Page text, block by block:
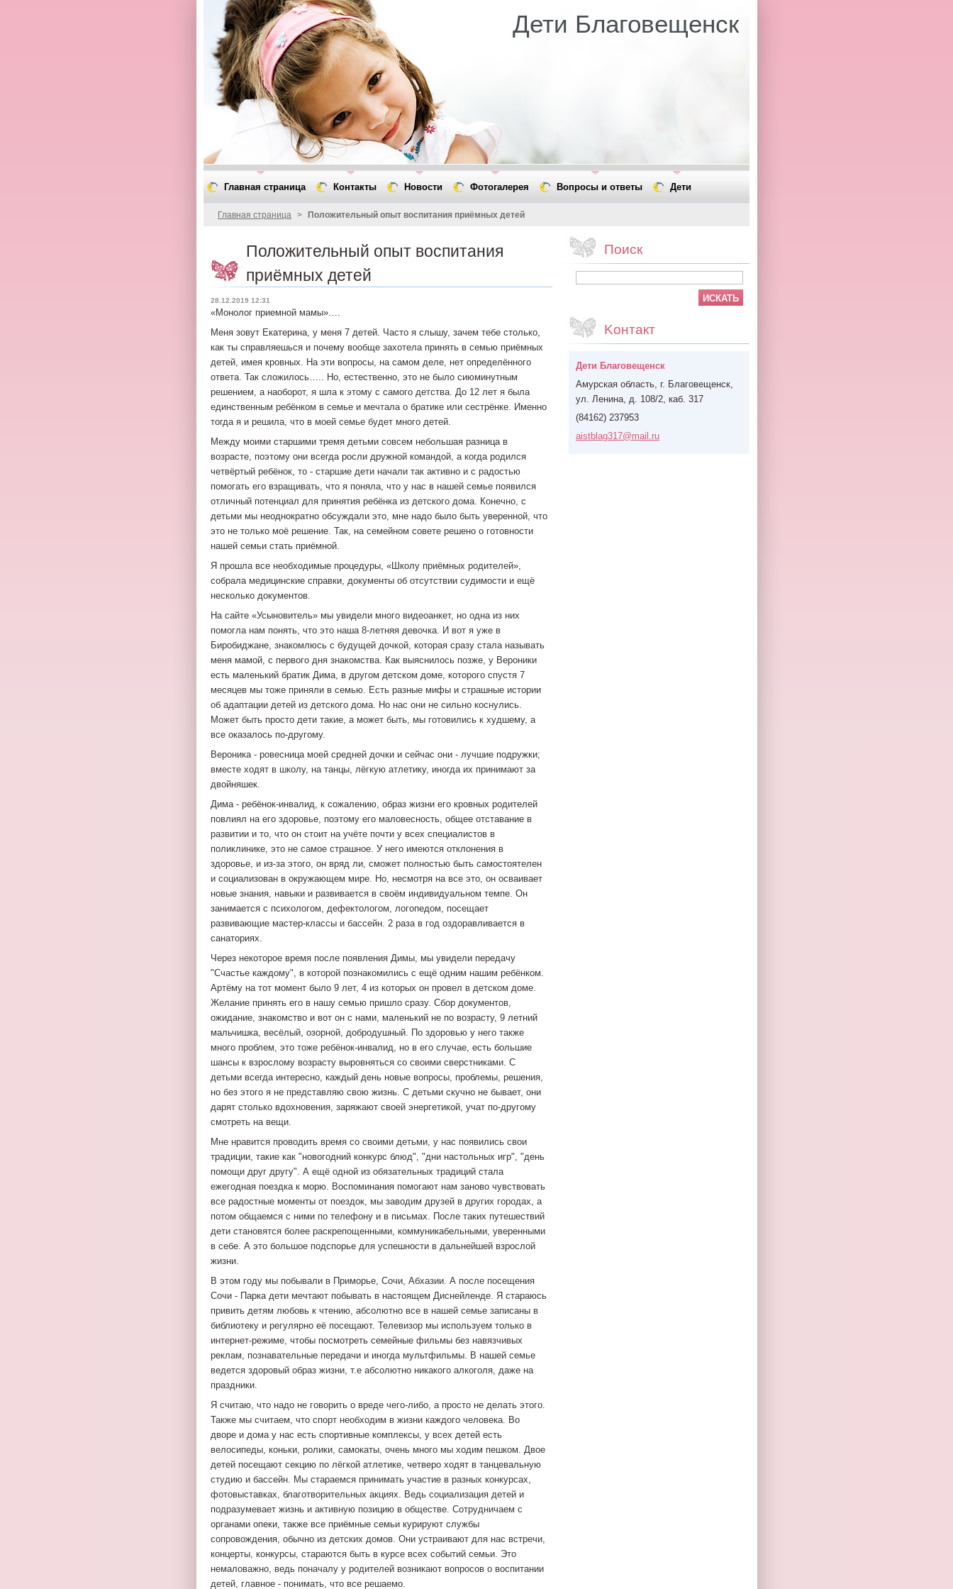
Дети Благовещенск
Главная страница > Положительный опыт воспитания приёмных детей
Положительный опыт воспитания
приёмных детей
28.12.2019 12:31
«Монолог приемной мамы»….
Меня зовут Екатерина, у меня 7 детей. Часто я слышу, зачем тебе столько,
как ты справляешься и почему вообще захотела принять в семью приёмных
детей, имея кровных. На эти вопросы, на самом деле, нет определённого
ответа. Так сложилось….. Но, естественно, это не было сиюминутным
решением, а наоборот, я шла к этому с самого детства. До 12 лет я была
единственным ребёнком в семье и мечтала о братике или сестрёнке. Именно
тогда я и решила, что в моей семье будет много детей.
Между моими старшими тремя детьми совсем небольшая разница в
возрасте, поэтому они всегда росли дружной командой, а когда родился
четвёртый ребёнок, то - старшие дети начали так активно и с радостью
помогать его взращивать, что я поняла, что у нас в нашей семье появился
отличный потенциал для принятия ребёнка из детского дома. Конечно, с
детьми мы неоднократно обсуждали это, мне надо было быть уверенной, что
это не только моё решение. Так, на семейном совете решено о готовности
нашей семьи стать приёмной.
Я прошла все необходимые процедуры, «Школу приёмных родителей»,
собрала медицинские справки, документы об отсутствии судимости и ещё
несколько документов.
На сайте «Усыновитель» мы увидели много видеоанкет, но одна из них
помогла нам понять, что это наша 8-летняя девочка. И вот я уже в
Биробиджане, знакомлюсь с будущей дочкой, которая сразу стала называть
меня мамой, с первого дня знакомства. Как выяснилось позже, у Вероники
есть маленький братик Дима, в другом детском доме, которого спустя 7
месяцев мы тоже приняли в семью. Есть разные мифы и страшные истории
об адаптации детей из детского дома. Но нас они не сильно коснулись.
Может быть просто дети такие, а может быть, мы готовились к худшему, а
все оказалось по-другому.
Вероника - ровесница моей средней дочки и сейчас они - лучшие подружки;
вместе ходят в школу, на танцы, лёгкую атлетику, иногда их принимают за
двойняшек.
Дима - ребёнок-инвалид, к сожалению, образ жизни его кровных родителей
повлиял на его здоровье, поэтому его маловесность, общее отставание в
развитии и то, что он стоит на учёте почти у всех специалистов в
поликлинике, это не самое страшное. У него имеются отклонения в
здоровье, и из-за этого, он вряд ли, сможет полностью быть самостоятелен
и социализован в окружающем мире. Но, несмотря на все это, он осваивает
новые знания, навыки и развивается в своём индивидуальном темпе. Он
занимается с психологом, дефектологом, логопедом, посещает
развивающие мастер-классы и бассейн. 2 раза в год оздоравливается в
санаториях.
Через некоторое время после появления Димы, мы увидели передачу
"Счастье каждому", в которой познакомились с ещё одним нашим ребёнком.
Артёму на тот момент было 9 лет, 4 из которых он провел в детском доме.
Желание принять его в нашу семью пришло сразу. Сбор документов,
ожидание, знакомство и вот он с нами, маленький не по возрасту, 9 летний
мальчишка, весёлый, озорной, добродушный. По здоровью у него также
много проблем, это тоже ребёнок-инвалид, но в его случае, есть большие
шансы к взрослому возрасту выровняться со своими сверстниками. С
детьми всегда интересно, каждый день новые вопросы, проблемы, решения,
но без этого я не представляю свою жизнь. С детьми скучно не бывает, они
дарят столько вдохновения, заряжают своей энергетикой, учат по-другому
смотреть на вещи.
Мне нравится проводить время со своими детьми, у нас появились свои
традиции, такие как "новогодний конкурс блюд", "дни настольных игр", "день
помощи друг другу". А ещё одной из обязательных традиций стала
ежегодная поездка к морю. Воспоминания помогают нам заново чувствовать
все радостные моменты от поездок, мы заводим друзей в других городах, а
потом общаемся с ними по телефону и в письмах. После таких путешествий
дети становятся более раскрепощенными, коммуникабельными, уверенными
в себе. А это большое подспорье для успешности в дальнейшей взрослой
жизни.
В этом году мы побывали в Приморье, Сочи, Абхазии. А после посещения
Сочи - Парка дети мечтают побывать в настоящем Диснейленде. Я стараюсь
привить детям любовь к чтению, абсолютно все в нашей семье записаны в
библиотеку и регулярно её посещают. Телевизор мы используем только в
интернет-режиме, чтобы посмотреть семейные фильмы без навязчивых
реклам, познавательные передачи и иногда мультфильмы. В нашей семье
ведется здоровый образ жизни, т.е абсолютно никакого алкоголя, даже на
праздники.
Я считаю, что надо не говорить о вреде чего-либо, а просто не делать этого.
Также мы считаем, что спорт необходим в жизни каждого человека. Во
дворе и дома у нас есть спортивные комплексы, у всех детей есть
велосипеды, коньки, ролики, самокаты, очень много мы ходим пешком. Двое
детей посещают секцию по лёгкой атлетике, четверо ходят в танцевальную
студию и бассейн. Мы стараемся принимать участие в разных конкурсах,
фотовыставках, благотворительных акциях. Ведь социализация детей и
подразумевает жизнь и активную позицию в обществе. Сотрудничаем с
органами опеки, также все приёмные семьи курируют службы
сопровождения, обычно из детских домов. Они устраивают для нас встречи,
концерты, конкурсы, стараются быть в курсе всех событий семьи. Это
немаловажно, ведь поначалу у родителей возникают вопросов о воспитании
детей, главное - понимать, что все решаемо.
Поиск
Koнтакт
Дети Благовещенск
Амурская область, г. Благовещенск,
ул. Ленина, д. 108/2, каб. 317
(84162) 237953
aistblag317@mail .ru
Главная страница Контакты Новости Фотогалерея Вопросы и ответы Дети